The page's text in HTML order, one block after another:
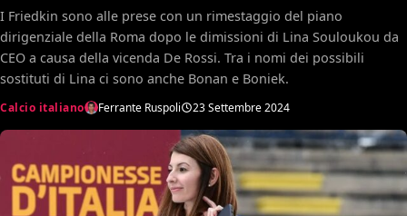
I Friedkin sono alle prese con un rimestaggio del piano
dirigenziale della Roma dopo le dimissioni di Lina Souloukou da
CEO a causa della vicenda De Rossi. Tra i nomi dei possibili
sostituti di Lina ci sono anche Bonan e Boniek.
Calcio italiano Ferrante Ruspoli 23 Settembre 2024